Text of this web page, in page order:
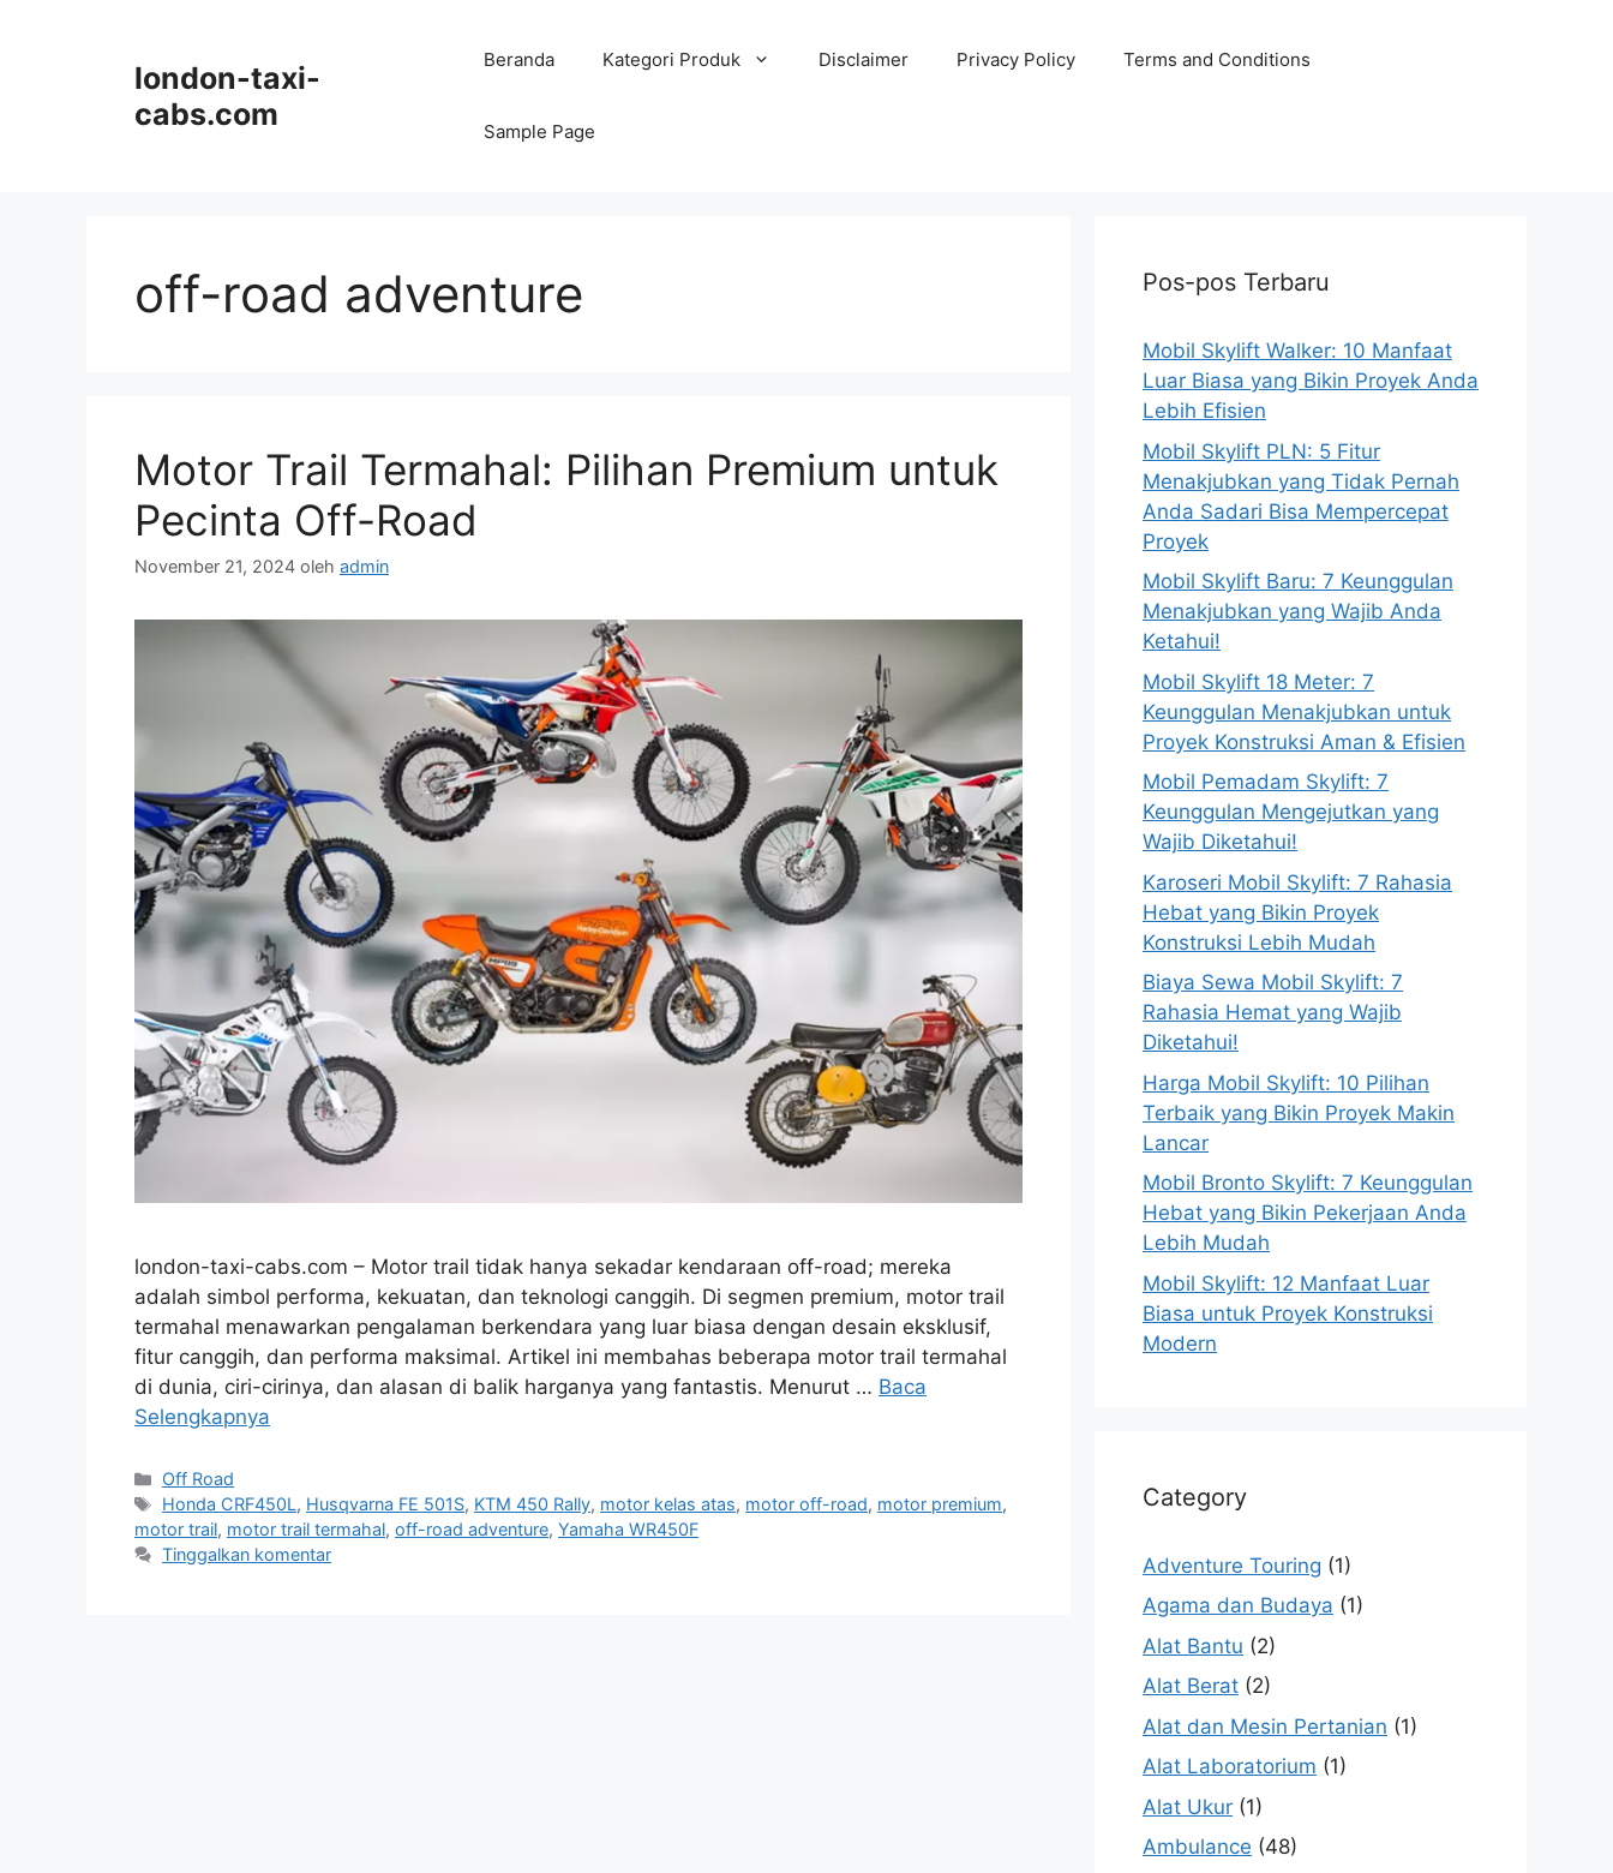
london-taxi-
cabs.com
Beranda Kategori Produk Disclaimer Privacy Policy Terms and Conditions
Sample Page
off-road adventure
Motor Trail Termahal: Pilihan Premium untuk
Pecinta Off-Road
November 21, 2024 oleh admin
london-taxi-cabs.com – Motor trail tidak hanya sekadar kendaraan off-road; mereka
adalah simbol performa, kekuatan, dan teknologi canggih. Di segmen premium, motor trail
termahal menawarkan pengalaman berkendara yang luar biasa dengan desain eksklusif,
fitur canggih, dan performa maksimal. Artikel ini membahas beberapa motor trail termahal
di dunia, ciri-cirinya, dan alasan di balik harganya yang fantastis. Menurut … Baca
Selengkapnya
Kategori
Off Road
Tag
Honda CRF450L, Husqvarna FE 501S, KTM 450 Rally, motor kelas atas, motor off-road, motor premium,
motor trail, motor trail termahal, off-road adventure, Yamaha WR450F
Tinggalkan komentar
Pos-pos Terbaru
Mobil Skylift Walker: 10 Manfaat
Luar Biasa yang Bikin Proyek Anda
Lebih Efisien
Mobil Skylift PLN: 5 Fitur
Menakjubkan yang Tidak Pernah
Anda Sadari Bisa Mempercepat
Proyek
Mobil Skylift Baru: 7 Keunggulan
Menakjubkan yang Wajib Anda
Ketahui!
Mobil Skylift 18 Meter: 7
Keunggulan Menakjubkan untuk
Proyek Konstruksi Aman & Efisien
Mobil Pemadam Skylift: 7
Keunggulan Mengejutkan yang
Wajib Diketahui!
Karoseri Mobil Skylift: 7 Rahasia
Hebat yang Bikin Proyek
Konstruksi Lebih Mudah
Biaya Sewa Mobil Skylift: 7
Rahasia Hemat yang Wajib
Diketahui!
Harga Mobil Skylift: 10 Pilihan
Terbaik yang Bikin Proyek Makin
Lancar
Mobil Bronto Skylift: 7 Keunggulan
Hebat yang Bikin Pekerjaan Anda
Lebih Mudah
Mobil Skylift: 12 Manfaat Luar
Biasa untuk Proyek Konstruksi
Modern
Category
Adventure Touring (1)
Agama dan Budaya (1)
Alat Bantu (2)
Alat Berat (2)
Alat dan Mesin Pertanian (1)
Alat Laboratorium (1)
Alat Ukur (1)
Ambulance (48)